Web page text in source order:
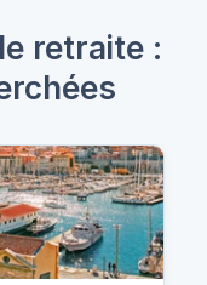
retraite :